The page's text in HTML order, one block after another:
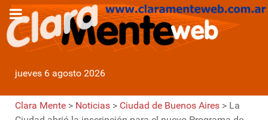
jueves 6 agosto 2026
Clara Mente > Noticias > Ciudad de Buenos Aires > La